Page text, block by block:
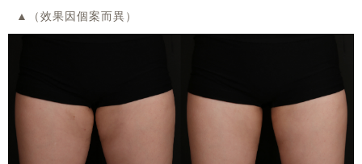
▲（效果因個案而異）